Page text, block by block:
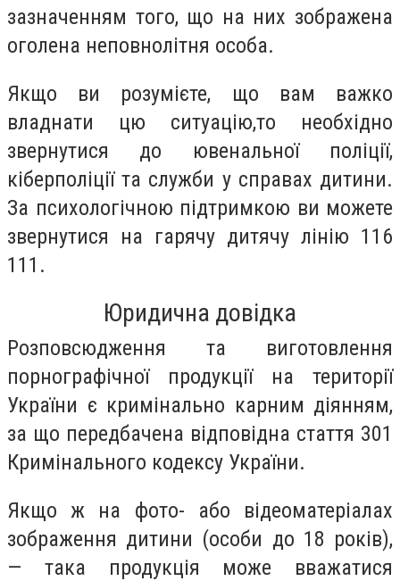
зазначенням того, що на них зображена
оголена неповнолітня особа.
Якщо ви розумієте, що вам важко
владнати цю ситуацію,то необхідно
звернутися до ювенальної поліції,
кіберполіції та служби у справах дитини.
За психологічною підтримкою ви можете
звернутися на гарячу дитячу лінію 116
111.
Юридична довідка
Розповсюдження та виготовлення
порнографічної продукції на території
України є кримінально карним діянням,
за що передбачена відповідна стаття 301
Кримінального кодексу України.
Якщо ж на фото- або відеоматеріалах
зображення дитини (особи до 18 років),
— така продукція може вважатися